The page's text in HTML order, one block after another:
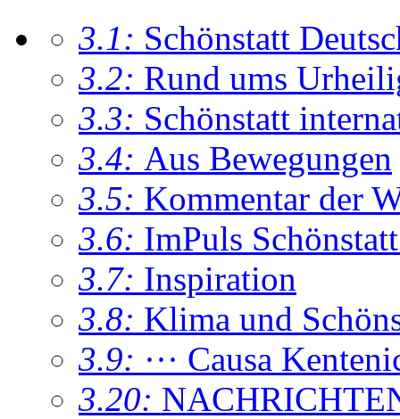
3.1: Schönstatt
3.2: Rund ums
3.3: Schönstatt
3.4: Aus Bewegungen
3.5: Kommentar der
3.6: ImPuls
3.7: Inspiration
3.8: Klima und
3.9: ··· Causa
3.20: